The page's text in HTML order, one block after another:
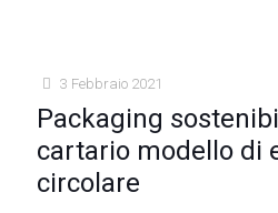
3 Febbraio 2021
Packaging
cartario modello di
circolare